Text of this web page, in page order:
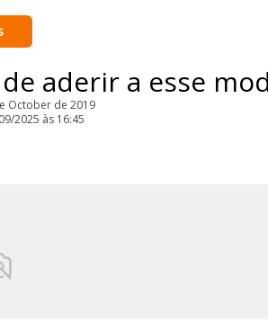
aderir a esse
October de 2019
2025 às 16:45